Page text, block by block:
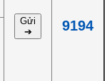
Gửi
➔
9194